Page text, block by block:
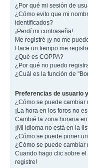
¿Por qué mi sesión de
¿Cómo evito que mi
identificados?
¡Perdí mi contraseña!
Me registré ¡y no me
Hace un tiempo me
¿Qué es COPPA?
¿Por qué no puedo
¿Cuál es la función de
Preferencias de usuario
¿Cómo se puede cambiar
¡La hora en los foros no
Cambié la zona horaria
¡Mi idioma no está en la
¿Cómo se puede poner
¿Cómo se puede cambiar
Cuando hago clic sobre
registre!